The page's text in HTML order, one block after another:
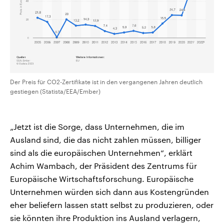
Der Preis für CO2-Zertifikate ist in den vergangenen Jahren deutlich
gestiegen (Statista/EEA/Ember)
„Jetzt ist die Sorge, dass Unternehmen, die im
Ausland sind, die das nicht zahlen müssen, billiger
sind als die europäischen Unternehmen“, erklärt
Achim Wambach, der Präsident des Zentrums für
Europäische Wirtschaftsforschung. Europäische
Unternehmen würden sich dann aus Kostengründen
eher beliefern lassen statt selbst zu produzieren, oder
sie könnten ihre Produktion ins Ausland verlagern,